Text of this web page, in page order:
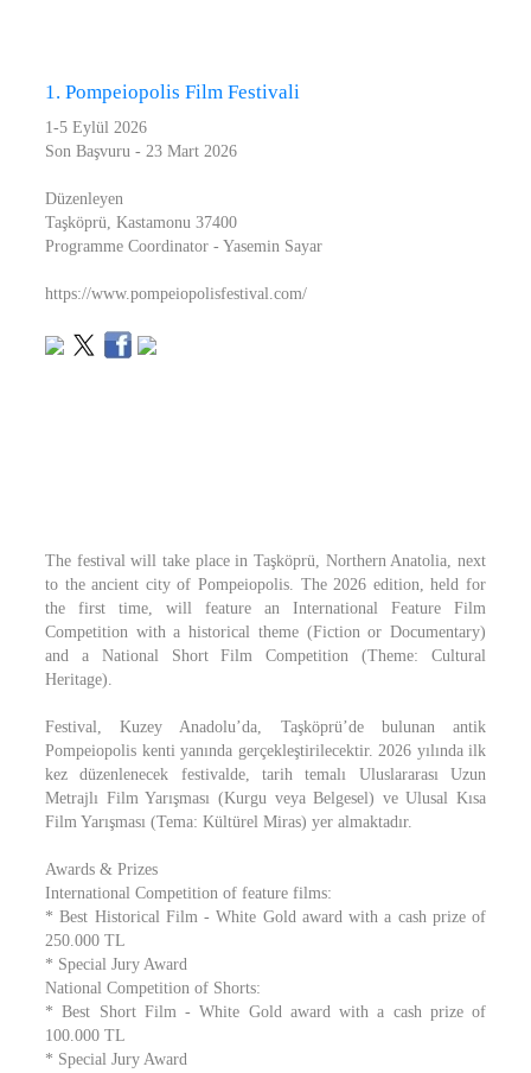
1. Pompeiopolis Film Festivali
1-5 Eylül 2026
Son Başvuru - 23 Mart 2026
Düzenleyen
Taşköprü, Kastamonu 37400
Programme Coordinator - Yasemin Sayar
https://www.pompeiopolisfestival.com/
The festival will take place in Taşköprü, Northern Anatolia, next
to the ancient city of Pompeiopolis. The 2026 edition, held for
the first time, will feature an International Feature Film
Competition with a historical theme (Fiction or Documentary)
and a National Short Film Competition (Theme: Cultural
Heritage).
Festival, Kuzey Anadolu’da, Taşköprü’de bulunan antik
Pompeiopolis kenti yanında gerçekleştirilecektir. 2026 yılında ilk
kez düzenlenecek festivalde, tarih temalı Uluslararası Uzun
Metrajlı Film Yarışması (Kurgu veya Belgesel) ve Ulusal Kısa
Film Yarışması (Tema: Kültürel Miras) yer almaktadır.
Awards & Prizes
International Competition of feature films:
* Best Historical Film - White Gold award with a cash prize of
250.000 TL
* Special Jury Award
National Competition of Shorts:
* Best Short Film - White Gold award with a cash prize of
100.000 TL
* Special Jury Award